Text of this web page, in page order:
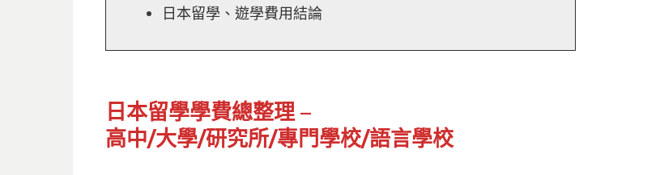
日本留學、遊學費用結論
日本留學學費總整理 –
高中/大學/研究所/專門學校/語言學校